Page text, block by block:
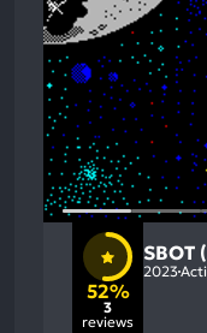
52%
3
reviews
SBOT
2023